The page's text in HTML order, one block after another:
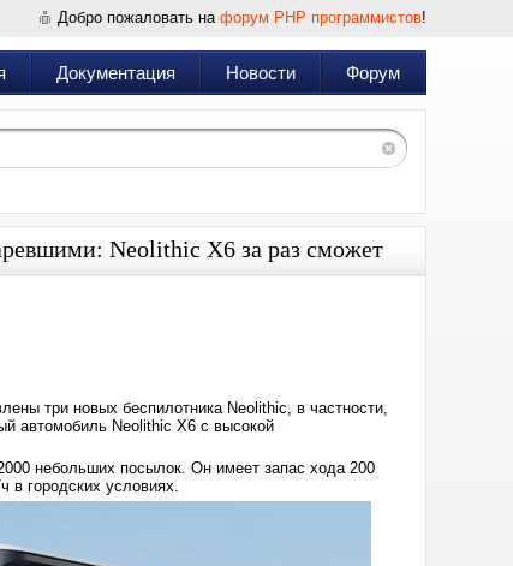
Добро пожаловать на форум PHP программистов!
Документация Новости Форум
Neolithic X6 за раз сможет
три новых беспилотника Neolithic, в частности,
автомобиль Neolithic X6 с высокой
небольших посылок. Он имеет запас хода 200
в городских условиях.